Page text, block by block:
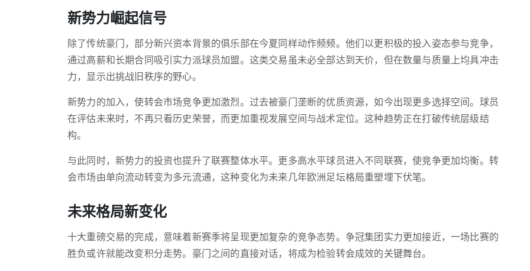
新势力崛起信号
除了传统豪门，部分新兴资本背景的俱乐部在今夏同样动作频频。他们以更积极的投入姿态参与竞争，
通过高薪和长期合同吸引实力派球员加盟。这类交易虽未必全部达到天价，但在数量与质量上均具冲击
力，显示出挑战旧秩序的野心。
新势力的加入，使转会市场竞争更加激烈。过去被豪门垄断的优质资源，如今出现更多选择空间。球员
在评估未来时，不再只看历史荣誉，而更加重视发展空间与战术定位。这种趋势正在打破传统层级结
构。
与此同时，新势力的投资也提升了联赛整体水平。更多高水平球员进入不同联赛，使竞争更加均衡。转
会市场由单向流动转变为多元流通，这种变化为未来几年欧洲足坛格局重塑埋下伏笔。
未来格局新变化
十大重磅交易的完成，意味着新赛季将呈现更加复杂的竞争态势。争冠集团实力更加接近，一场比赛的
胜负或许就能改变积分走势。豪门之间的直接对话，将成为检验转会成效的关键舞台。